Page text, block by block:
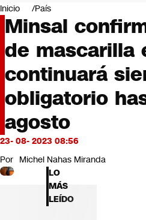
Negocios
Deportes
Programas completos
Cultura
Servicios
Bits
CNN tiempo
Futuro 360
Opinión
Inicio País
Minsal
de mascarilla
continuará
obligatorio
agosto
23- 08- 2023 08:56
Por Michel Nahas Miranda
LO
MÁS
LEÍDO